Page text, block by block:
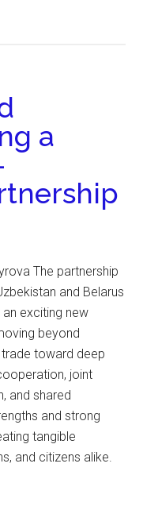
a
The partnership
and Belarus
an exciting new
beyond
toward deep
joint
and shared
and strong
tangible
and citizens alike.